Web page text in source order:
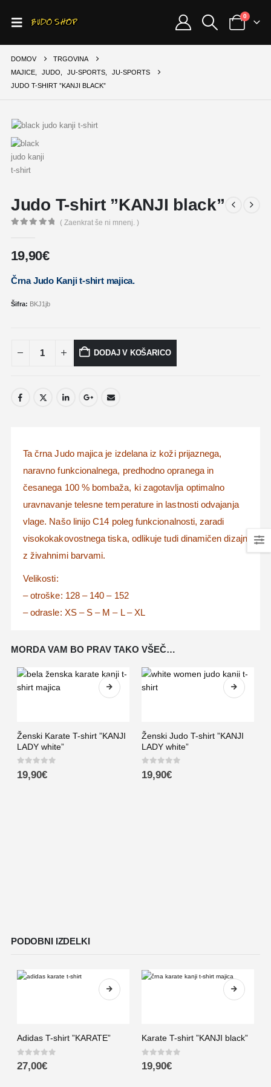
0
DOMOV
TRGOVINA
MAJICE, JUDO JU-SPORTS,
JU-SPORTS
JUDO T-SHIRT ”KANJI BLACK”
Judo T-shirt ”KANJI black”
( Zaenkrat še ni mnenj. )
19,90€
Črna Judo Kanji t-shirt majica.
Šifra: BKJ1jb
DODAJ V KOŠARICO
Ta črna Judo majica je izdelana iz koži prijaznega,
naravno funkcionalnega, predhodno opranega in
česanega 100 % bombaža, ki zagotavlja optimalno
uravnavanje telesne temperature in lastnosti odvajanja
vlage. Našo linijo C14 poleg funkcionalnosti,zaradi
visokokakovostnega tiska, odlikuje tudi dinamičen dizajn
z živahnimi barvami.
Velikosti:
– otroške: 128 – 140 – 152
– odrasle: XS – S – M – L – XL
MORDA VAM BO PRAV TAKO VŠEČ…
Ženski Karate T-shirt ”KANJI
LADY white”
0 out of 5
19,90€
Ženski Judo T-shirt ”KANJI
LADY white”
0 out of 5
19,90€
PODOBNI IZDELKI
Adidas T-shirt ”KARATE”
0out of 5
27,00€
Karate T-shirt ”KANJI black”
0out of 5
19,90€